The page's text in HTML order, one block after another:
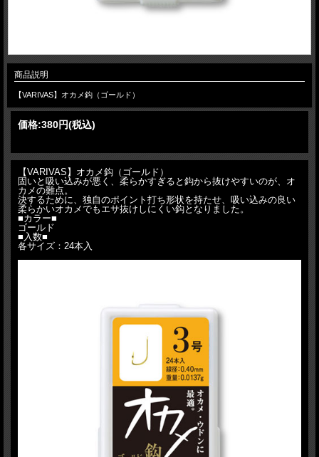
商品説明
【VARIVAS】オカメ鈎（ゴールド）
価格:380円(税込)
【VARIVAS】オカメ鈎（ゴールド）
固いと吸い込みが悪く、柔らかすぎると鈎から抜けやすいのが、オ
カメの難点。
決するために、独自のポイント打ち形状を持たせ、吸い込みの良い
柔らかいオカメでもエサ抜けしにくい鈎となりました。
■カラー■
ゴールド
■入数■
各サイズ：24本入